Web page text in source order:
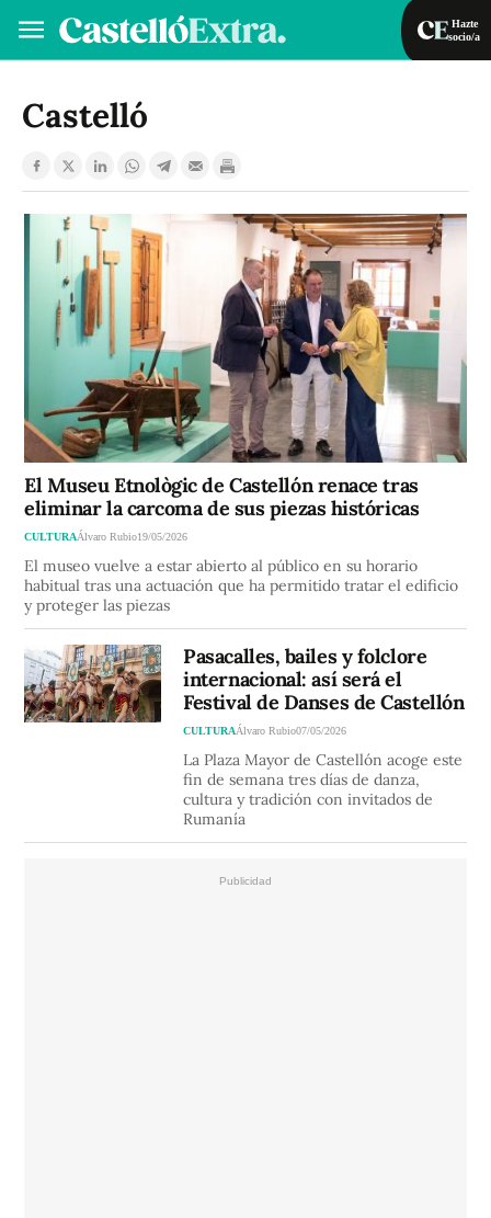
Hazte
socio/a
VA
Castelló
El Museu Etnològic de Castellón renace tras
eliminar la carcoma de sus piezas históricas
CULTURAÁlvaro Rubio19/05/2026
El museo vuelve a estar abierto al público en su horario
habitual tras una actuación que ha permitido tratar el edificio
y proteger las piezas
Pasacalles, bailes y folclore
internacional: así será el
Festival de Danses de Castellón
CULTURAÁlvaro Rubio07/05/2026
La Plaza Mayor de Castellón acoge este
fin de semana tres días de danza,
cultura y tradición con invitados de
Rumanía